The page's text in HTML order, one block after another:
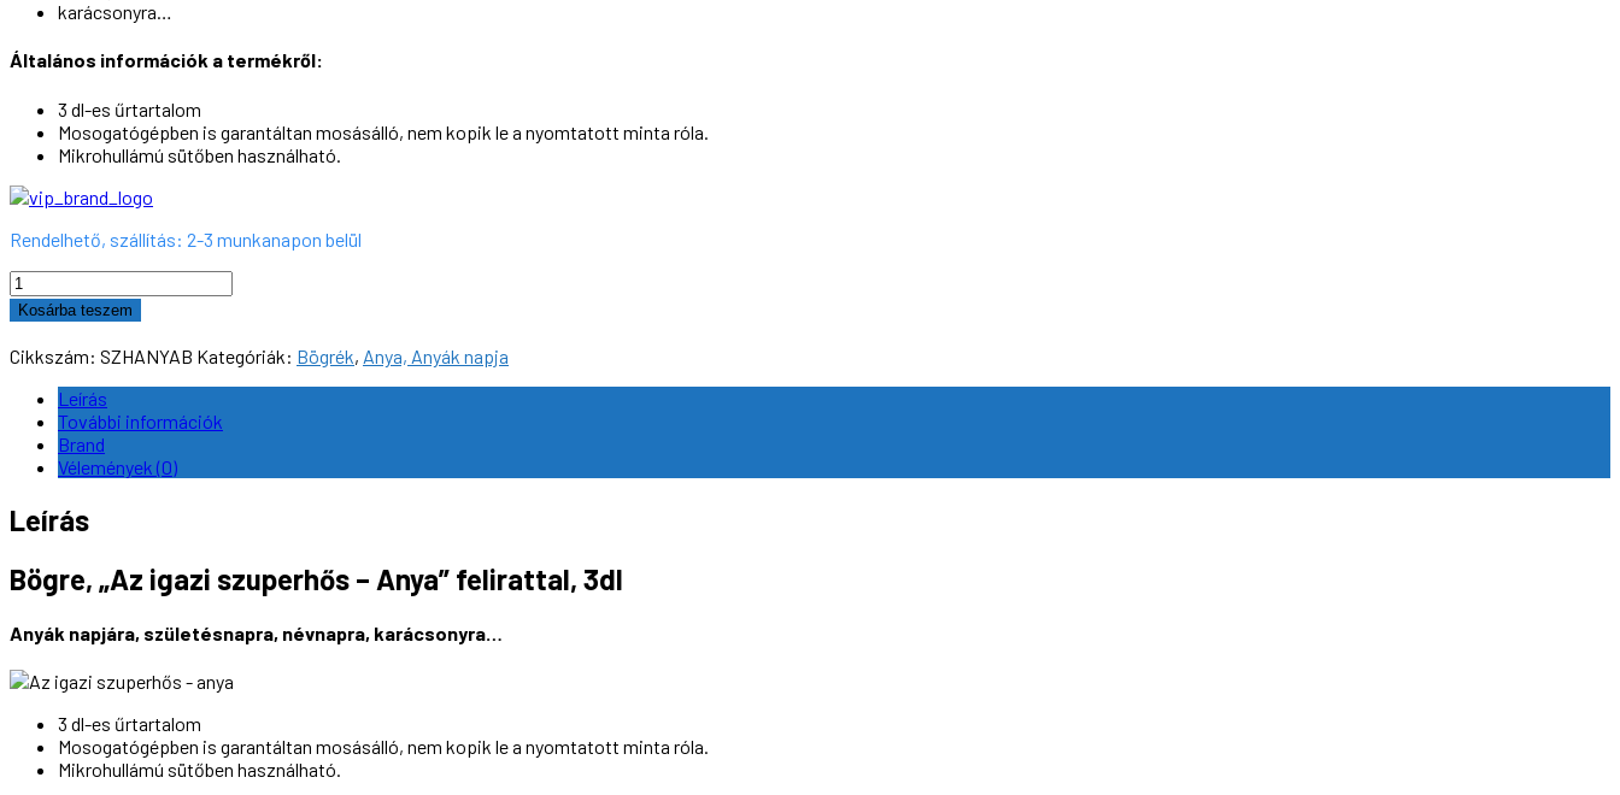
karácsonyra…
Általános információk a termékről:
3 dl-es űrtartalom
Mosogatógépben is garantáltan mosásálló, nem kopik le a nyomtatott minta róla.
Mikrohullámú sütőben használható.
Rendelhető, szállítás: 2-3 munkanapon belül
Bögre,
"Az
igazi
szuperhős
-
Anya",
mennyiség
Kosárba teszem
Cikkszám: SZHANYAB Kategóriák: Bögrék, Anya, Anyák napja
Leírás
További információk
Brand
Vélemények (0)
Leírás
Bögre, „Az igazi szuperhős – Anya” felirattal, 3dl
Anyák napjára, születésnapra, névnapra, karácsonyra…
3 dl-es űrtartalom
Mosogatógépben is garantáltan mosásálló, nem kopik le a nyomtatott minta róla.
Mikrohullámú sütőben használható.